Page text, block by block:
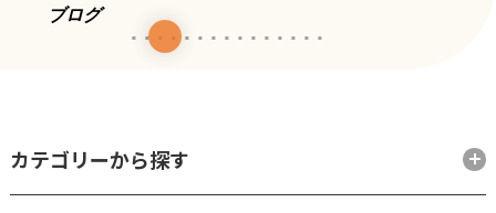
ブログ
カテゴリーから探す